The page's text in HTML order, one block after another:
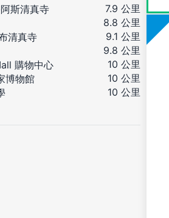
阿斯清真寺
7.9 公里
8.8 公里
清真寺
9.1 公里
9.8 公里
購物中心
10 公里
博物館
10 公里
10 公里